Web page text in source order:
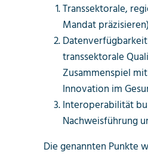
Transsektorale,
Mandat
transsektorale
Zusammenspiel
Innovation im
Interoperabilität
Nachweisführung
Die genannten Punkte